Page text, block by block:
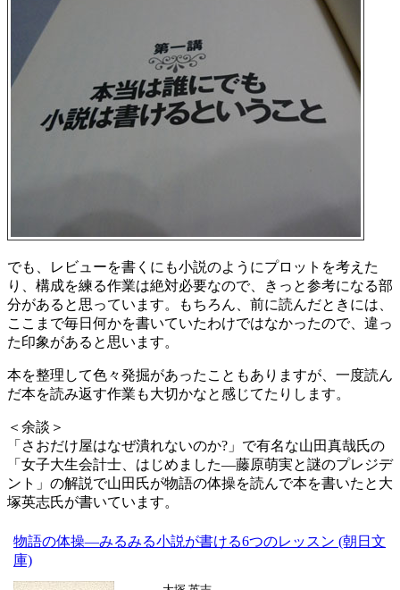
でも、レビューを書くにも小説のようにプロットを考えた
り、構成を練る作業は絶対必要なので、きっと参考になる部
分があると思っています。もちろん、前に読んだときには、
ここまで毎日何かを書いていたわけではなかったので、違っ
た印象があると思います。
本を整理して色々発掘があったこともありますが、一度読ん
だ本を読み返す作業も大切かなと感じてたりします。
＜余談＞
「さおだけ屋はなぜ潰れないのか?」で有名な山田真哉氏の
「女子大生会計士、はじめました―藤原萌実と謎のプレジデ
ント」の解説で山田氏が物語の体操を読んで本を書いたと大
塚英志氏が書いています。
物語の体操―みるみる小説が書ける6つのレッスン (朝日文
庫)